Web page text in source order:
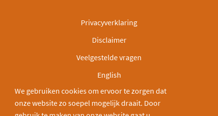
Privacyverklaring
Disclaimer
Veelgestelde vragen
English
IBAN: NL30INGB0000003166
Deel via:
We gebruiken cookies om ervoor te zorgen dat
onze website zo soepel mogelijk draait. Door